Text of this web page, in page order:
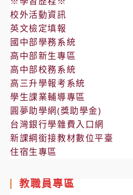
校外活動資訊
英文檢定填報
國中部學務系統
高中部新生專區
高中部校務系統
高三升學報考系統
學生課業輔導專區
圓夢助學網(獎助學金)
台灣銀行學雜費入口網
新課綱銜接教材數位平臺
住宿生專區
教職員專區